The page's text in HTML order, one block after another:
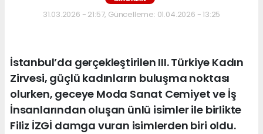
31.03.2026 - 21:57, Güncelleme: 01.04.2026 - 13:25
İstanbul’da gerçekleştirilen III. Türkiye Kadın
Zirvesi, güçlü kadınların buluşma noktası
olurken, geceye Moda Sanat Cemiyet ve İş
İnsanlarından oluşan ünlü isimler ile birlikte
Filiz İZGİ damga vuran isimlerden biri oldu.